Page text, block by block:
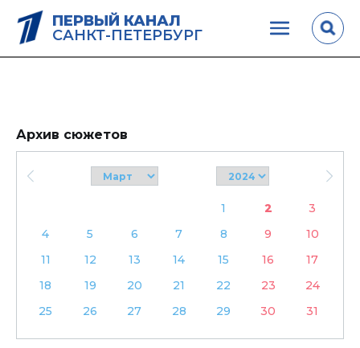
ПЕРВЫЙ КАНАЛ
САНКТ-ПЕТЕРБУРГ
Архив сюжетов
1 2
3
4
5 6 7 8 9
10
11
12 13 14 15 16
17
18
19 20 21 22 23
24
25
26 27 28 29 30 31